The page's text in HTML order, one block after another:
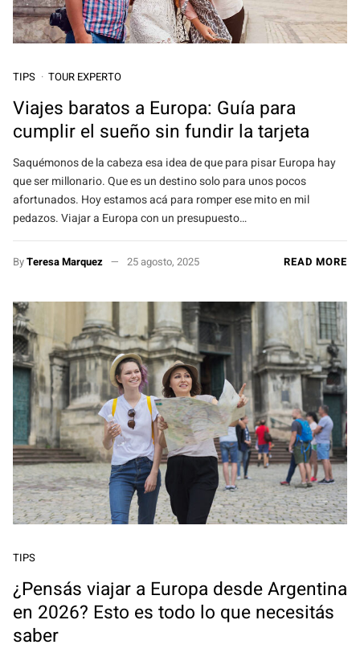
TIPS TOUR EXPERTO
Viajes baratos a Europa: Guía para
cumplir el sueño sin fundir la tarjeta
Saquémonos de la cabeza esa idea de que para pisar Europa hay
que ser millonario. Que es un destino solo para unos pocos
afortunados. Hoy estamos acá para romper ese mito en mil
pedazos. Viajar a Europa con un presupuesto…
ByTeresa Marquez 25 agosto, 2025 READ MORE
TIPS
¿Pensás viajar a Europa desde Argentina
en 2026? Esto es todo lo que necesitás
saber